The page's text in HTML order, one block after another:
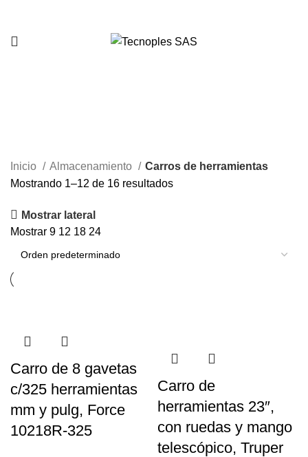
Inicio Almacenamiento
Carros de herramientas
Mostrando 1–12 de 16 resultados
Mostrar lateral
Mostrar 9 12 18 24
Carro de 8 gavetas
c/325 herramientas
mm y pulg, Force
10218R-325
Carro de
herramientas 23″,
con ruedas y mango
telescópico, Truper